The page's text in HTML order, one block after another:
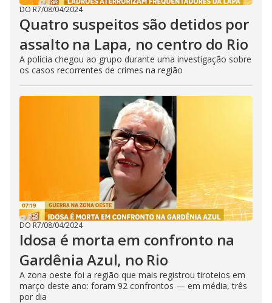
DO R7/08/04/2024
Quatro suspeitos são detidos por
assalto na Lapa, no centro do Rio
A polícia chegou ao grupo durante uma investigação sobre
os casos recorrentes de crimes na região
DO R7/08/04/2024
Idosa é morta em confronto na
Gardênia Azul, no Rio
A zona oeste foi a região que mais registrou tiroteios em
março deste ano: foram 92 confrontos — em média, três
por dia